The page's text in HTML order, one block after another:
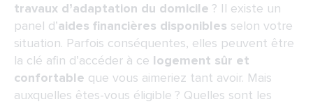
travaux d’adaptation du domicile ? Il existe un
panel d’aides financières disponibles selon votre
situation. Parfois conséquentes, elles peuvent être
la clé afin d’accéder à ce logement sûr et
confortable que vous aimeriez tant avoir. Mais
auxquelles êtes-vous éligible ? Quelles sont les